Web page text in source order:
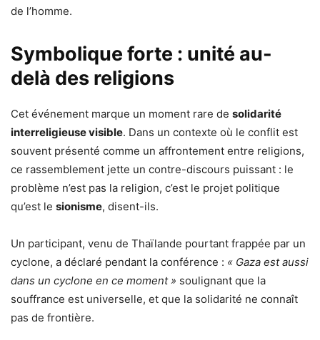
de l’homme.
Symbolique forte : unité au-
delà des religions
Cet événement marque un moment rare de solidarité
interreligieuse visible. Dans un contexte où le conflit est
souvent présenté comme un affrontement entre religions,
ce rassemblement jette un contre-discours puissant : le
problème n’est pas la religion, c’est le projet politique
qu’est le sionisme, disent-ils.
Un participant, venu de Thaïlande pourtant frappée par un
cyclone, a déclaré pendant la conférence : « Gaza est aussi
dans un cyclone en ce moment » soulignant que la
souffrance est universelle, et que la solidarité ne connaît
pas de frontière.